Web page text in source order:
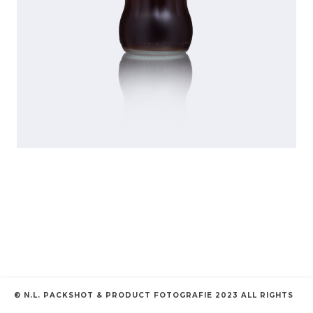
© N.L. PACKSHOT & PRODUCT FOTOGRAFIE 2023 ALL RIGHTS